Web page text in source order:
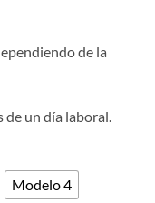
de la
de un día laboral.
Modelo 4